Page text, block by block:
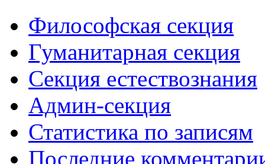
Философская секция
Гуманитарная секция
Секция естествознания
Админ-секция
Статистика по записям
Последние